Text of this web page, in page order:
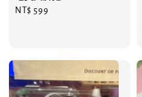
Regular
NT$ 599